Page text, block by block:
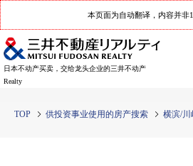
本页面为自动翻译，内容并非
日本不动产买卖，交给龙头企业的三井不动产
Realty
TOP 供投资事业使用的房产搜索 横滨/川